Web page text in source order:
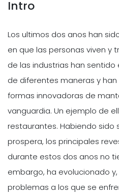
Intro
Los ultimos dos anos han
en que las personas viven y
de las industrias han
de diferentes maneras y
formas innovadoras de
vanguardia. Un ejemplo de
restaurantes. Habiendo sido
prospera, los principales
durante estos dos anos no
embargo, ha evolucionado
problemas a los que se